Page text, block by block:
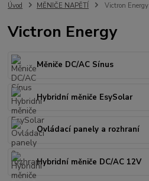
Úvod MĚNIČE NAPĚTÍ Victron Energy
Victron Energy
Měniče DC/AC Sínus
Hybridní měniče EsySolar
Ovládací panely a rozhraní
Hybridní měniče DC/AC 12V